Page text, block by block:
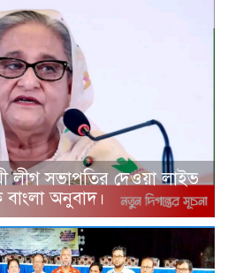
লীগ সভাপতির দেওয়া লাইভ
বাংলা অনুবাদ।